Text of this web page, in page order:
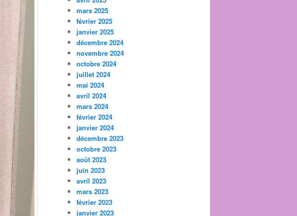
mars 2025
février 2025
janvier 2025
décembre 2024
novembre 2024
octobre 2024
juillet 2024
mai 2024
avril 2024
mars 2024
février 2024
janvier 2024
décembre 2023
octobre 2023
août 2023
juin 2023
avril 2023
mars 2023
février 2023
janvier 2023